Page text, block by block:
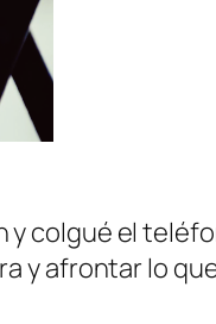
colgué el
y afrontar lo